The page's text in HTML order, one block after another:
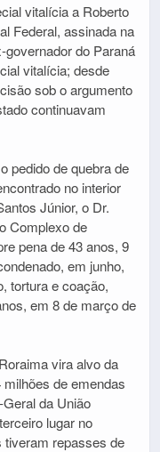
vitalícia a Roberto
Federal, assinada na
governador do Paraná
vitalícia; desde
sob o argumento
continuavam
pedido de quebra de
no interior
Júnior, o Dr.
Complexo de
pena de 43 anos, 9
em junho,
tortura e coação,
em 8 de março de
vira alvo da
de emendas
da União
lugar no
tiveram repasses de